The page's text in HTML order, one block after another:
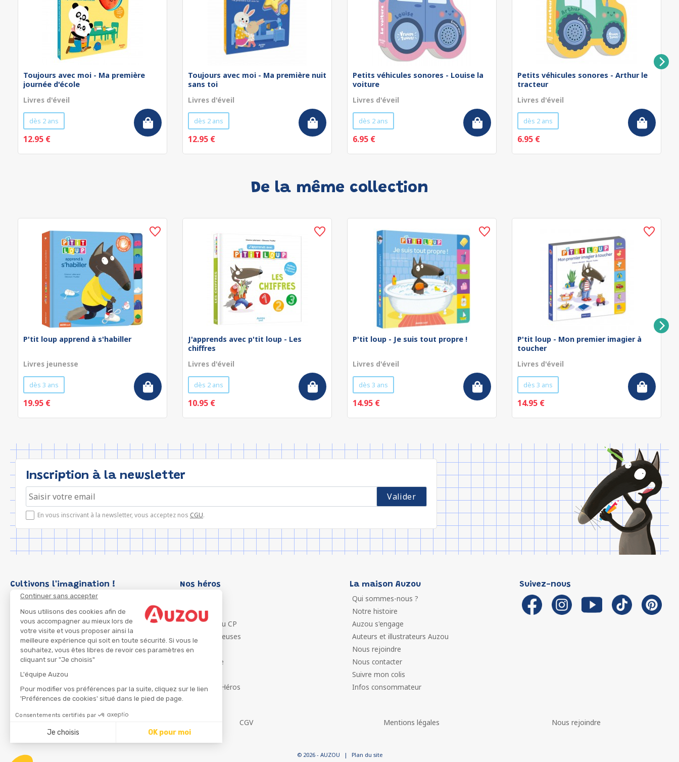
Continuer sans accepter
Nous utilisons des cookies afin de
vous accompagner au mieux lors de
votre visite et vous proposer ainsi la
meilleure expérience qui soit en toute sécurité. Si vous le
souhaitez, vous êtes libres de revoir ces paramètres en
cliquant sur "Je choisis"
L'équipe Auzou
Pour modifier vos préférences par la suite, cliquez sur le lien
'Préférences de cookies' situé dans le pied de page.
Consentements certifiés par
Je choisis OK pour moi
Toujours avec moi - Ma première
journée d'école
Livres d'éveil
dès 2 ans
12.95 €
Toujours avec moi - Ma première nuit
sans toi
Livres d'éveil
dès 2 ans
12.95 €
Petits véhicules sonores - Louise la
voiture
Livres d'éveil
dès 2 ans
6.95 €
Petits véhicules sonores - Arthur le
tracteur
Livres d'éveil
dès 2 ans
6.95 €
De la même collection
P'tit loup apprend à s'habiller
Livres jeunesse
dès 3 ans
19.95 €
J'apprends avec p'tit loup - Les
chiffres
Livres d'éveil
dès 2 ans
10.95 €
P'tit loup - Je suis tout propre !
Livres d'éveil
dès 3 ans
14.95 €
P'tit loup - Mon premier imagier à
toucher
Livres d'éveil
dès 3 ans
14.95 €
Inscription à la newsletter
En vous inscrivant à la newsletter, vous acceptez nos CGU.
Cultivons l'imagination ! Nos héros
P'tit Loup
Les Héros du CP
Les Influenceuses
Migali
Petite Taupe
Ma Boîte à Héros
La maison Auzou
Qui sommes-nous ?
Notre histoire
Auzou s'engage
Auteurs et illustrateurs Auzou
Nous rejoindre
Nous contacter
Suivre mon colis
Infos consommateur
Suivez-nous
CGV Mentions légales Nous rejoindre
© 2026 - AUZOU | Plan du site